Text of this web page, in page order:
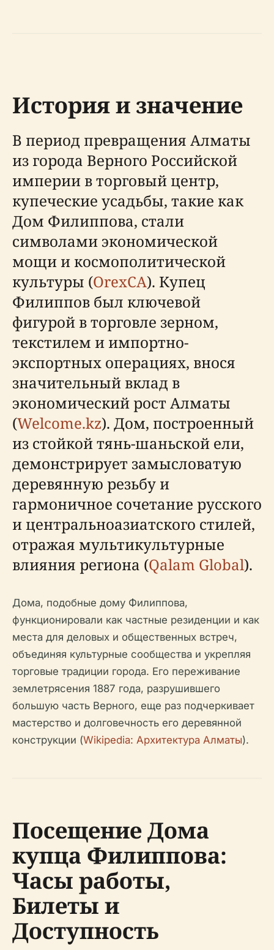
История и значение
В период превращения Алматы
из города Верного Российской
империи в торговый центр,
купеческие усадьбы, такие как
Дом Филиппова, стали
символами экономической
мощи и космополитической
культуры (OrexCA). Купец
Филиппов был ключевой
фигурой в торговле зерном,
текстилем и импортно-
экспортных операциях, внося
значительный вклад в
экономический рост Алматы
(Welcome.kz). Дом, построенный
из стойкой тянь-шаньской ели,
демонстрирует замысловатую
деревянную резьбу и
гармоничное сочетание русского
и центральноазиатского стилей,
отражая мультикультурные
влияния региона (Qalam Global).
Дома, подобные дому Филиппова,
функционировали как частные резиденции и как
места для деловых и общественных встреч,
объединяя культурные сообщества и укрепляя
торговые традиции города. Его переживание
землетрясения 1887 года, разрушившего
большую часть Верного, еще раз подчеркивает
мастерство и долговечность его деревянной
конструкции (Wikipedia: Архитектура Алматы).
Посещение Дома
купца Филиппова:
Часы работы,
Билеты и
Доступность